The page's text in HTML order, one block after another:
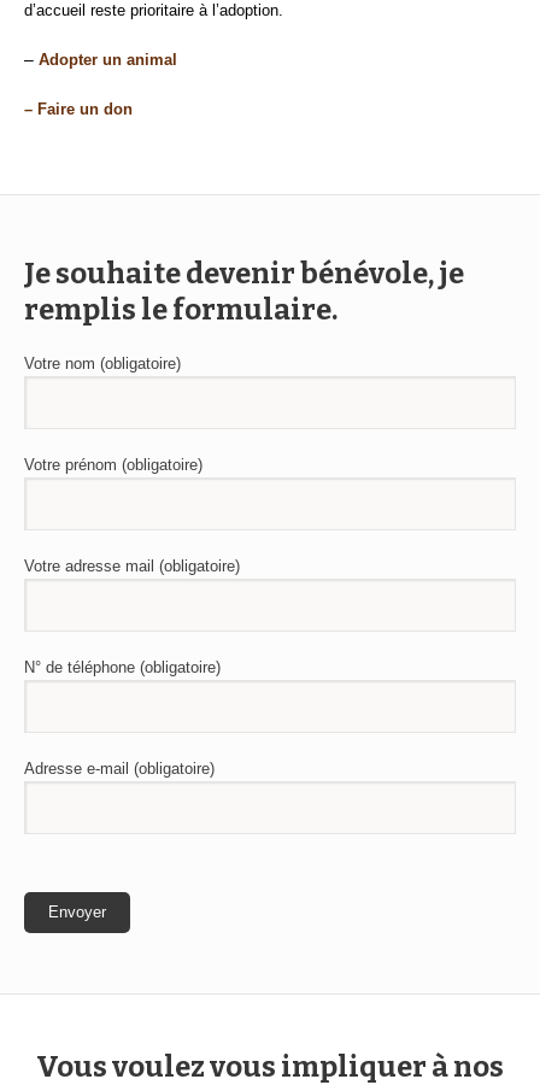
d’accueil reste prioritaire à l’adoption.
–Adopter un animal
– Faire un don
Je souhaite devenir bénévole, je
remplis le formulaire.
Votre nom (obligatoire)
Votre prénom (obligatoire)
Votre adresse mail (obligatoire)
N° de téléphone (obligatoire)
Adresse e-mail (obligatoire)
Vous voulez vous impliquer à nos